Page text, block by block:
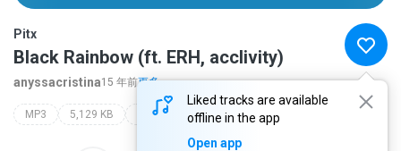
Liked tracks are available
offline in the app
Open app
Pitx
Black Rainbow (ft. ERH, acclivity)
anyssacristina15 年前更多...
MP3 5,129 KB ccmixter pitx